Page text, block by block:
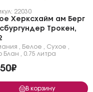
22030
Херксхайм ам Берг
Трокен,
Белое Сухое
Блан
0.75 литра
В корзину